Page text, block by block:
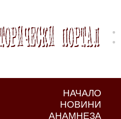
НАЧАЛО
НОВИНИ
АНАМНЕЗА